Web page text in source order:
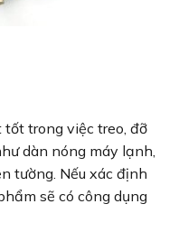
trong việc treo, đỡ
dàn nóng máy lạnh,
tường. Nếu xác định
sẽ có công dụng